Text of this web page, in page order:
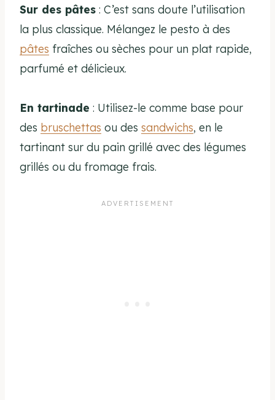
Sur des pâtes : C’est sans doute l’utilisation
la plus classique. Mélangez le pesto à des
pâtes fraîches ou sèches pour un plat rapide,
parfumé et délicieux.
En tartinade : Utilisez-le comme base pour
des bruschettas ou des sandwichs, en le
tartinant sur du pain grillé avec des légumes
grillés ou du fromage frais.